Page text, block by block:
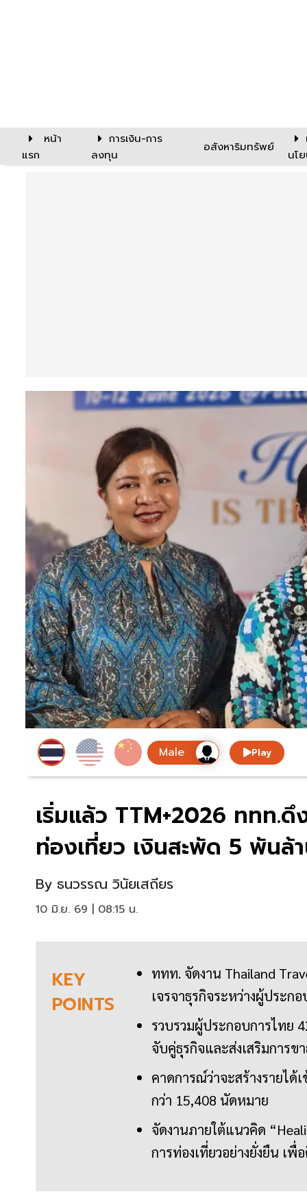
หน้า
แรก
การเงิน-การ
ลงทุน
อสังหาริมทรัพย์
นโ
Play
เริ่มแล้ว TTM+2026 ททท.ดึ
ท่องเที่ยว เงินสะพัด 5 พันล้
By ธนวรรณ วินัยเสถียร
10 มิ.ย. 69 | 08:15 น.
KEY
POINTS
ททท. จัดงาน Thailand
เจรจาธุรกิจระหว่างผู้ประก
รวบรวมผู้ประกอบการไทย
จับคู่ธุรกิจและส่งเสริมการข
คาดการณ์ว่าจะสร้างรายได้
กว่า 15,408 นัดหมาย
จัดงานภายใต้แนวคิด
การท่องเที่ยวอย่างยั่งยืน เ